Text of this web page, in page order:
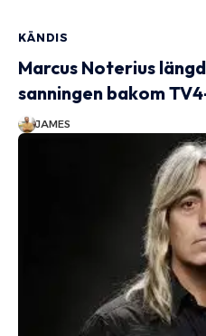
KÄNDIS
Marcus Noterius
sanningen bakom
JAMES